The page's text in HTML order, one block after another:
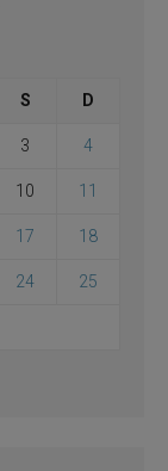
S D
3 4
10 11
17 18
24 25